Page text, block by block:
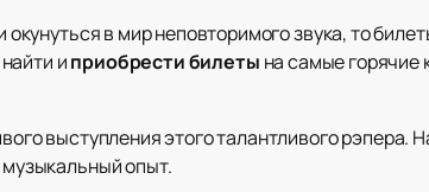
в мир неповторимого звука, то
иприобрестибилеты на самые горячие
выступления этого талантливого рэпера.
опыт.